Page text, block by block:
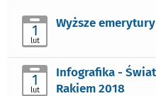
1
lut
Wyższe
1
lut
Infografika -
Rakiem 2018